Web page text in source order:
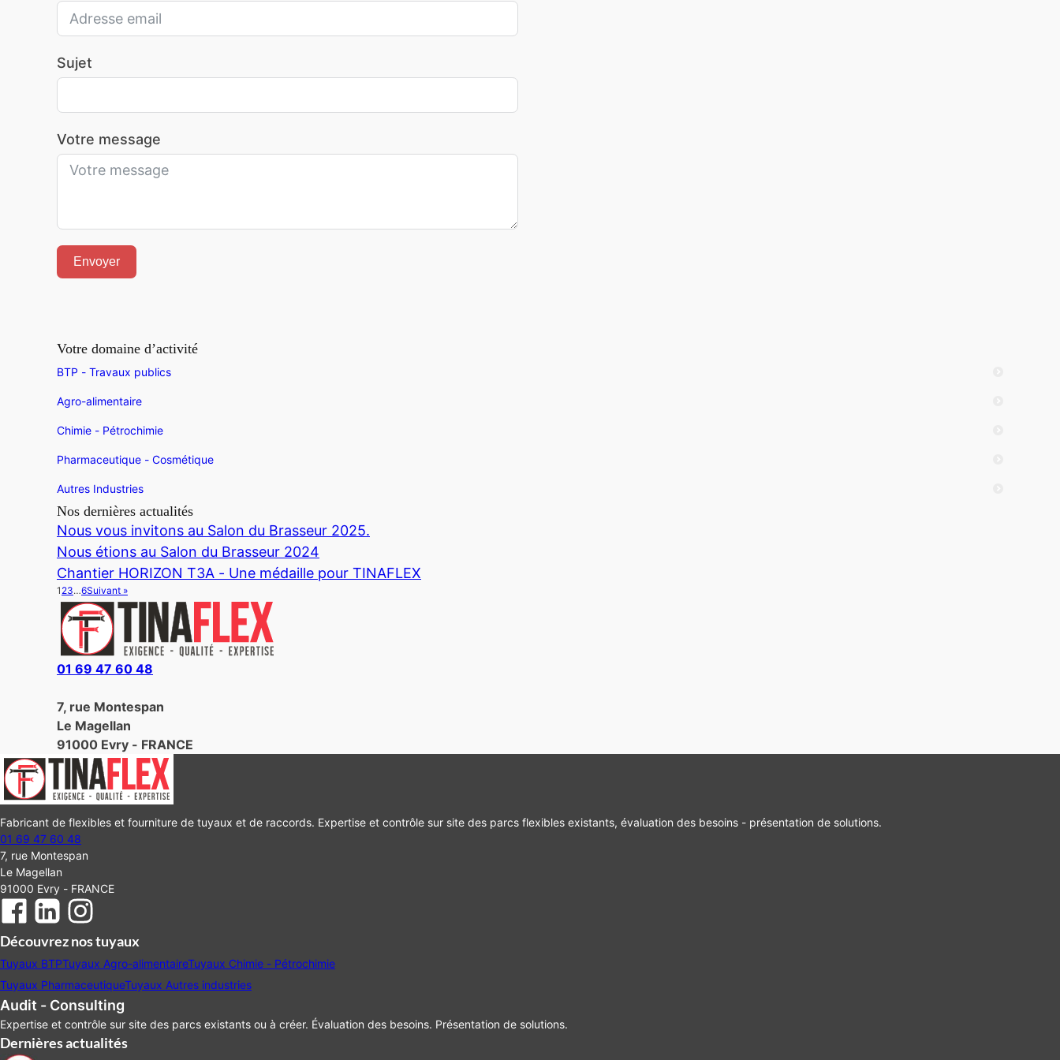
Sujet
Votre message
Envoyer
Votre domaine d’activité
BTP - Travaux publics
Agro-alimentaire
Chimie - Pétrochimie
Pharmaceutique - Cosmétique
Autres Industries
Nos dernières actualités
Nous vous invitons au Salon du Brasseur 2025.
Nous étions au Salon du Brasseur 2024
Chantier HORIZON T3A - Une médaille pour TINAFLEX
1 23…6Suivant »
01 69 47 60 48
7, rue Montespan
Le Magellan
91000 Evry - FRANCE
Fabricant de flexibles et fourniture de tuyaux et de raccords. Expertise et contrôle sur site des parcs flexibles existants, évaluation des besoins - présentation de solutions.
01 69 47 60 48
7, rue Montespan
Le Magellan
91000 Evry - FRANCE
Découvrez nos tuyaux
Tuyaux BTPTuyaux Agro-alimentaireTuyaux Chimie - Pétrochimie
Tuyaux PharmaceutiqueTuyaux Autres industries
Audit - Consulting
Expertise et contrôle sur site des parcs existants ou à créer. Évaluation des besoins. Présentation de solutions.
Dernières actualités